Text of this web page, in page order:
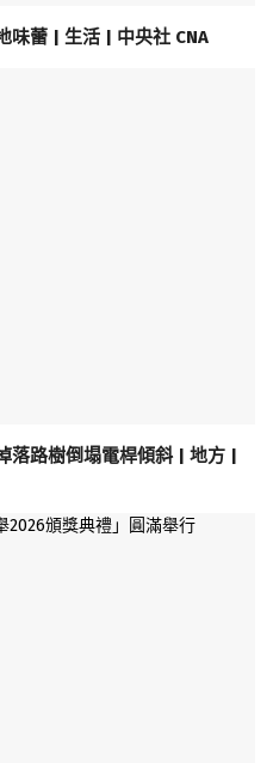
味蕾 | 生活 | 中央社 CNA
落路樹倒塌電桿傾斜 | 地方 |